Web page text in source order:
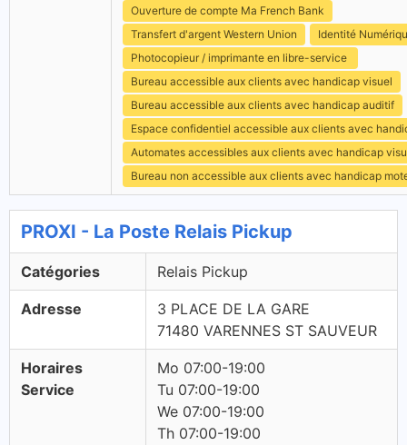
Ouverture de compte Ma French Bank
Transfert d'argent Western Union
Identité
Photocopieur / imprimante en libre-service
Bureau accessible aux clients avec handicap visuel
Bureau accessible aux clients avec handicap auditif
Espace confidentiel accessible aux clients avec
Automates accessibles aux clients avec handicap
Bureau non accessible aux clients avec handicap
PROXI - La Poste Relais Pickup
Catégories Relais Pickup
Adresse
3 PLACE DE LA GARE
71480 VARENNES ST SAUVEUR
Horaires
Service
Mo 07:00-19:00
Tu 07:00-19:00
We 07:00-19:00
Th 07:00-19:00